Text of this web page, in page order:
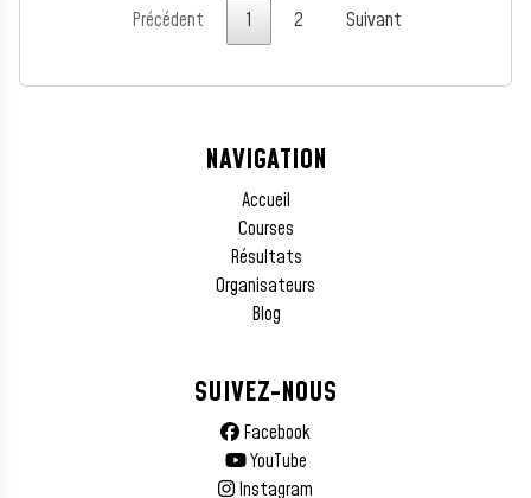
Précédent 1 2 Suivant
NAVIGATION
Accueil
Courses
Résultats
Organisateurs
Blog
SUIVEZ-NOUS
Facebook
YouTube
Instagram